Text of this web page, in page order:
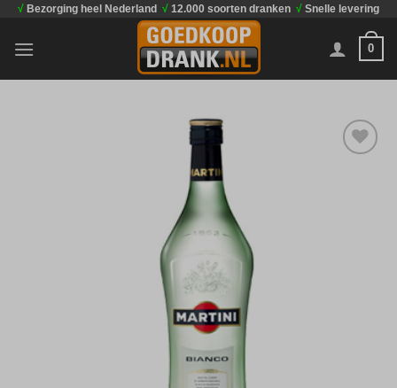
inhoud
√ Bezorging heel Nederland √ 12.000 soorten dranken √ Snelle levering
0